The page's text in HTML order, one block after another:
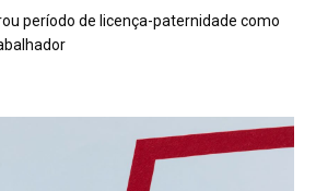
período de licença-paternidade como